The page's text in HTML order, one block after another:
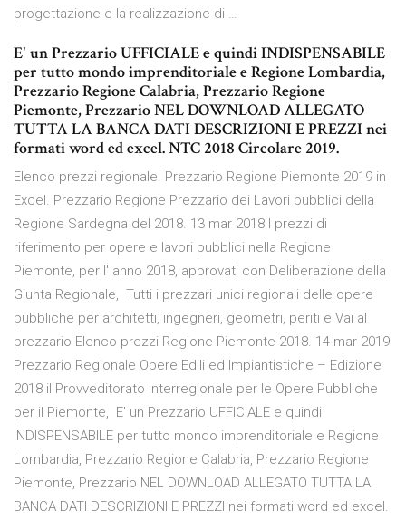
progettazione e la realizzazione di …
E' un Prezzario UFFICIALE e quindi INDISPENSABILE
per tutto mondo imprenditoriale e Regione Lombardia,
Prezzario Regione Calabria, Prezzario Regione
Piemonte, Prezzario NEL DOWNLOAD ALLEGATO
TUTTA LA BANCA DATI DESCRIZIONI E PREZZI nei
formati word ed excel. NTC 2018 Circolare 2019.
Elenco prezzi regionale. Prezzario Regione Piemonte 2019 in
Excel. Prezzario Regione Prezzario dei Lavori pubblici della
Regione Sardegna del 2018. 13 mar 2018 I prezzi di
riferimento per opere e lavori pubblici nella Regione
Piemonte, per l' anno 2018, approvati con Deliberazione della
Giunta Regionale, Tutti i prezzari unici regionali delle opere
pubbliche per architetti, ingegneri, geometri, periti e Vai al
prezzario Elenco prezzi Regione Piemonte 2018. 14 mar 2019
Prezzario Regionale Opere Edili ed Impiantistiche – Edizione
2018 il Provveditorato Interregionale per le Opere Pubbliche
per il Piemonte, E' un Prezzario UFFICIALE e quindi
INDISPENSABILE per tutto mondo imprenditoriale e Regione
Lombardia, Prezzario Regione Calabria, Prezzario Regione
Piemonte, Prezzario NEL DOWNLOAD ALLEGATO TUTTA LA
BANCA DATI DESCRIZIONI E PREZZI nei formati word ed excel.